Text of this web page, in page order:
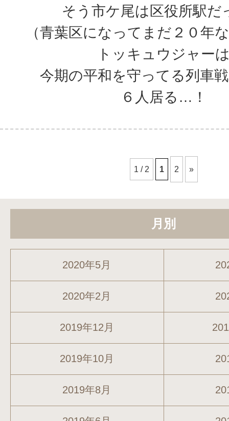
そう市ケ尾は区役所駅だ
（青葉区になってまだ２０年
トッキュウジャー
今期の平和を守ってる列車
６人居る…！
1 / 2 1 2 »
月別
2020年5月
2020年2月
2019年12月
2019年10月
2019年8月